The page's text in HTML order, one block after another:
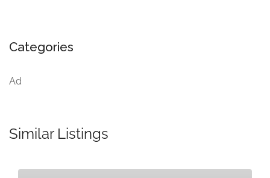
Categories
Ad
Similar Listings